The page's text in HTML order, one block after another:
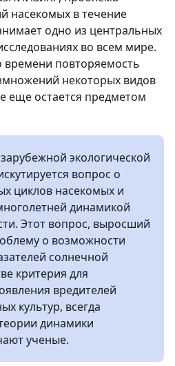
насекомых в течение
одно из центральных
во всем мире.
повторяемость
некоторых видов
еще остается предметом
экологической
вопрос о
циклов насекомых и
динамикой
Этот вопрос, выросший
о возможности
солнечной
критерия для
вредителей
культур, всегда
динамики
ученые.